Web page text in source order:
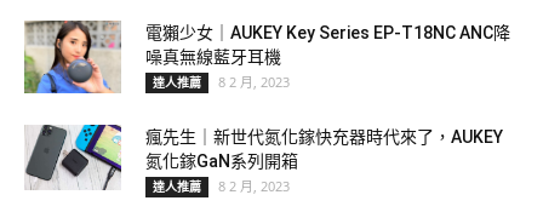
電獺少女｜AUKEY Key Series EP-T18NC ANC降
噪真無線藍牙耳機
達人推薦 8 2 月, 2023
瘋先生｜新世代氮化鎵快充器時代來了，AUKEY
氮化鎵GaN系列開箱
達人推薦 8 2 月, 2023